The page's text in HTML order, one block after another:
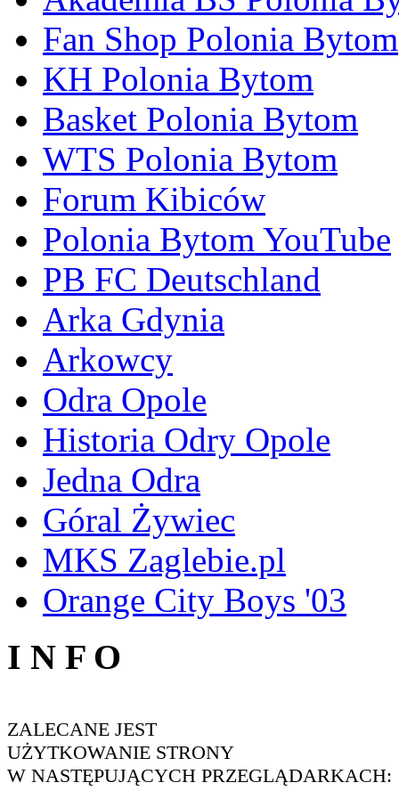
Fan Shop Polonia Bytom
KH Polonia Bytom
Basket Polonia Bytom
WTS Polonia Bytom
Forum Kibiców
Polonia Bytom YouTube
PB FC Deutschland
Arka Gdynia
Arkowcy
Odra Opole
Historia Odry Opole
Jedna Odra
Góral Żywiec
MKS Zaglebie.pl
Orange City Boys '03
I N F O
ZALECANE JEST
UŻYTKOWANIE STRONY
W NASTĘPUJĄCYCH PRZEGLĄDARKACH: